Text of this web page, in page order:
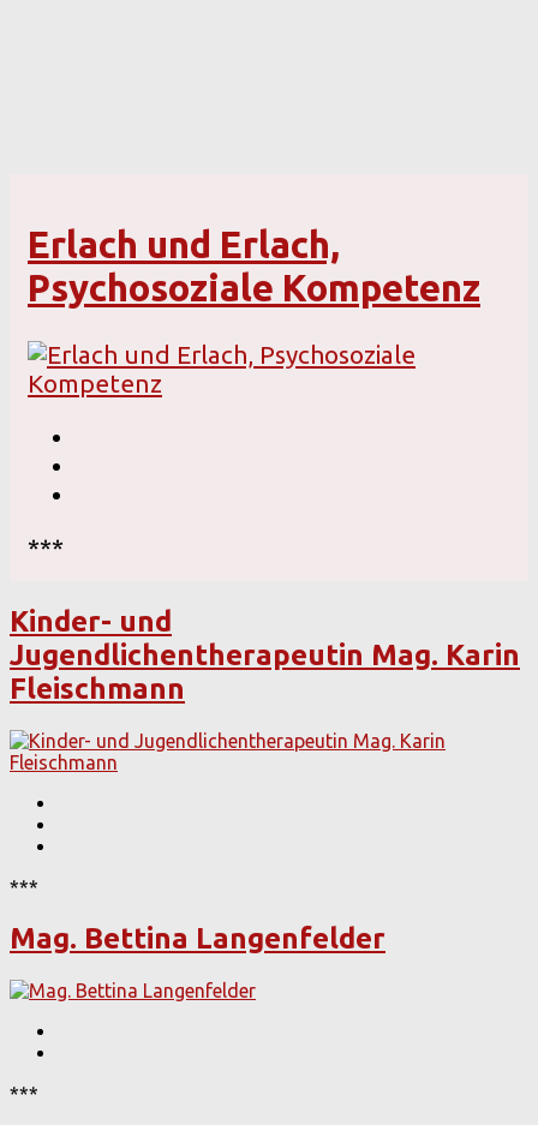
Erlach und Erlach,
Psychosoziale Kompetenz
***
Kinder- und
Jugendlichentherapeutin Mag. Karin
Fleischmann
***
Mag. Bettina Langenfelder
***